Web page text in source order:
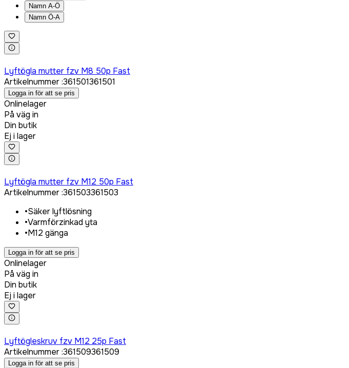
Namn A-Ö
Namn Ö-A
Lyftögla mutter fzv M8 50p Fast
Artikelnummer:361501361501
Logga in för att se pris
Onlinelager
På väg in
Din butik
Ej i lager
Lyftögla mutter fzv M12 50p Fast
Artikelnummer:361503361503
•Säker lyftlösning
•Varmförzinkad yta
•M12 gänga
Logga in för att se pris
Onlinelager
På väg in
Din butik
Ej i lager
Lyftögleskruv fzv M12 25p Fast
Artikelnummer:361509361509
Logga in för att se pris